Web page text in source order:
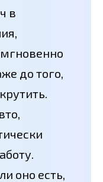
в
до того,
оно есть,